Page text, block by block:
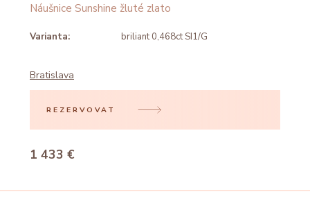
Náušnice Sunshine žluté zlato
Varianta: briliant 0,468ct SI1/G
Bratislava
REZERVOVAT
1 433 €